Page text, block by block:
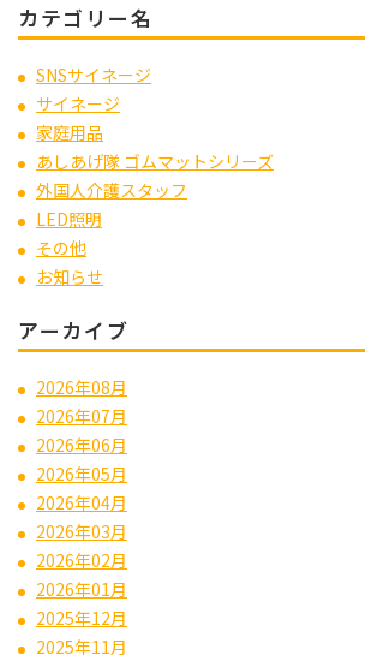
カテゴリー名
SNSサイネージ
サイネージ
家庭用品
あしあげ隊 ゴムマットシリーズ
外国人介護スタッフ
LED照明
その他
お知らせ
アーカイブ
2026年08月
2026年07月
2026年06月
2026年05月
2026年04月
2026年03月
2026年02月
2026年01月
2025年12月
2025年11月